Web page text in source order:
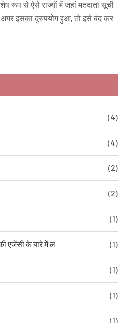
रूप से ऐसे राज्यों में जहां मतदाता सूची
इसका दुरुपयोग हुआ, तो इसे बंद कर
(4)
(4)
(2)
(2)
(1)
एजेंसी के बारे में ल (1)
(1)
(1)
(1)